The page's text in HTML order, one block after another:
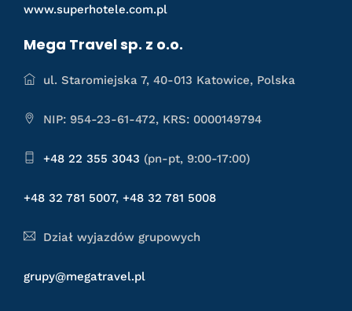
www.superhotele.com.pl
Mega Travel sp. z o.o.
ul. Staromiejska 7, 40-013 Katowice, Polska
NIP: 954-23-61-472, KRS: 0000149794
+48 22 355 3043 (pn-pt, 9:00-17:00)
+48 32 781 5007, +48 32 781 5008
Dział wyjazdów grupowych
grupy@megatravel.pl